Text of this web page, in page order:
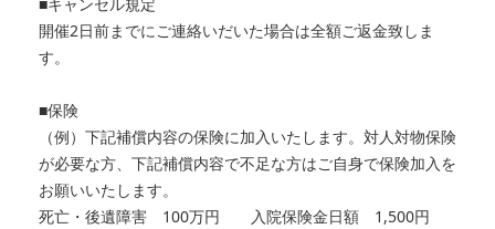
開催2日前までにご連絡いだいた場合は全額ご返金致しま
す。
■保険
（例）下記補償内容の保険に加入いたします。対人対物保険
が必要な方、下記補償内容で不足な方はご自身で保険加入を
お願いいたします。
死亡・後遺障害 100万円 入院保険金日額 1,500円